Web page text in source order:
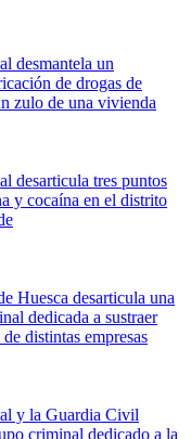
desmantela un
de drogas de
zulo de una vivienda
desarticula tres puntos
y cocaína en el distrito
Huesca desarticula una
dedicada a sustraer
distintas empresas
y la Guardia Civil
criminal dedicado a la